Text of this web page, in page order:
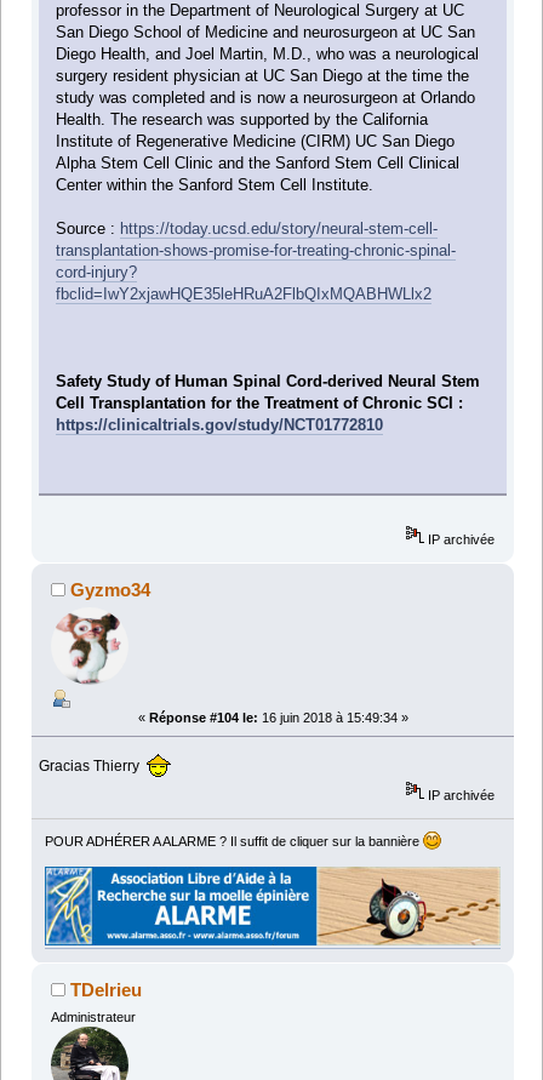
professor in the Department of Neurological Surgery at UC
San Diego School of Medicine and neurosurgeon at UC San
Diego Health, and Joel Martin, M.D., who was a neurological
surgery resident physician at UC San Diego at the time the
study was completed and is now a neurosurgeon at Orlando
Health. The research was supported by the California
Institute of Regenerative Medicine (CIRM) UC San Diego
Alpha Stem Cell Clinic and the Sanford Stem Cell Clinical
Center within the Sanford Stem Cell Institute.
Source : https://today.ucsd.edu/story/neural-stem-cell-
transplantation-shows-promise-for-treating-chronic-spinal-
cord-injury?
fbclid=IwY2xjawHQE35leHRuA2FlbQIxMQABHWLlx2
Safety Study of Human Spinal Cord-derived Neural Stem
Cell Transplantation for the Treatment of Chronic SCI :
https://clinicaltrials.gov/study/NCT01772810
IP archivée
Gyzmo34
« Réponse #104 le: 16 juin 2018 à 15:49:34 »
Gracias Thierry
IP archivée
POUR ADHÉRER A ALARME ? Il suffit de cliquer sur la bannière
TDelrieu
Administrateur